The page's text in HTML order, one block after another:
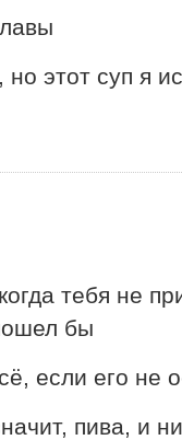
этот суп я
тебя не
бы
если его не
пива, и